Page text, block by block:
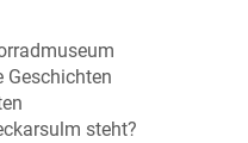
Geschichten
steht?